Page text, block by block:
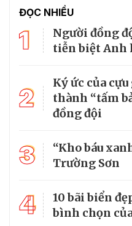
ĐỌC NHIỀU
1
Người đồng
tiễn biệt Anh
2
Ký ức của
thành “tấm
đồng đội
3
“Kho báu
Trường Sơn
4
10 bãi biển
bình chọn